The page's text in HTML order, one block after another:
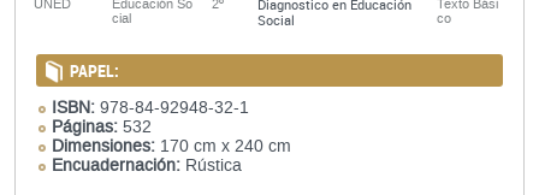
UNED
Educación So
cial
2º
Diagnostico en Educación
Social
Texto Bási
co
PAPEL:
ISBN: 978-84-92948-32-1
Páginas: 532
Dimensiones: 170 cm x 240 cm
Encuadernación: Rústica